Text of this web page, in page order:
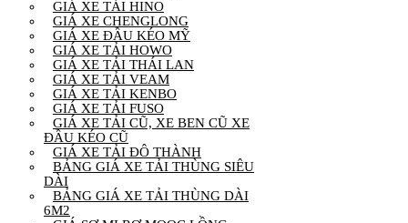
GIÁ XE TẢI HINO
GIÁ XE CHENGLONG
GIÁ XE ĐẦU KÉO MỸ
GIÁ XE TẢI HOWO
GIÁ XE TẢI THÁI LAN
GIÁ XE TẢI VEAM
GIÁ XE TẢI KENBO
GIÁ XE TẢI FUSO
GIÁ XE TẢI CŨ, XE BEN CŨ XE
ĐẦU KÉO CŨ
GIÁ XE TẢI ĐÔ THÀNH
BẢNG GIÁ XE TẢI THÙNG SIÊU
DÀI
BẢNG GIÁ XE TẢI THÙNG DÀI
6M2